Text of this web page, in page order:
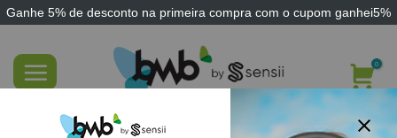
Ganhe 5% de desconto na primeira compra com o cupom ganhei5%
content
Z-Vibe Molas de Reposição Spare Springs